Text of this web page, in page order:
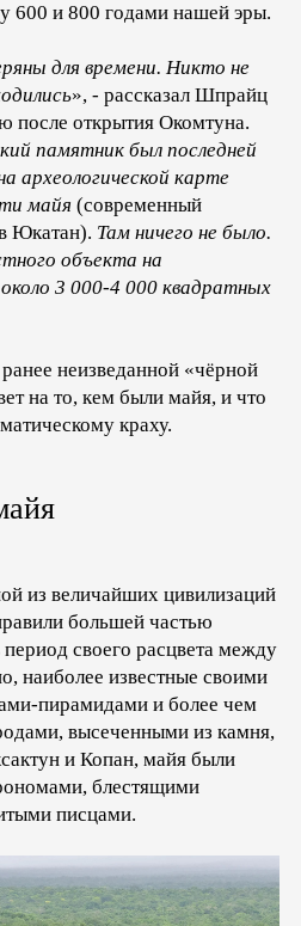
600 и 800 годами нашей эры.
для времени. Никто не
», - рассказал Шпрайц
после открытия Окомтуна.
памятник был последней
археологической карте
майя (современный
Юкатан). Там ничего не было.
объекта на
3 000-4 000 квадратных
неизведанной «чёрной
на то, кем были майя, и что
краху.
из величайших цивилизаций
большей частью
своего расцвета между
наиболее известные своими
пирамидами и более чем
высеченными из камня,
и Копан, майя были
блестящими
писцами.